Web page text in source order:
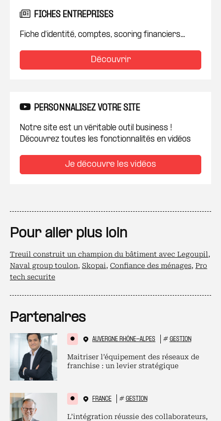
FICHES ENTREPRISES
Fiche d'identité, comptes, scoring financiers...
Découvrir
PERSONNALISEZ VOTRE SITE
Notre site est un véritable outil business !
Découvrez toutes les fonctionnalités en vidéos
Je découvre les vidéos
Pour aller plus loin
Treuil construit un champion du bâtiment avec Legoupil,
Naval group toulon, Skopai, Confiance des ménages, Pro
tech securite
Partenaires
AUVERGNE RHÔNE-ALPES # GESTION
Maitriser l’équipement des réseaux de
franchise : un levier stratégique
FRANCE # GESTION
L’intégration réussie des collaborateurs,